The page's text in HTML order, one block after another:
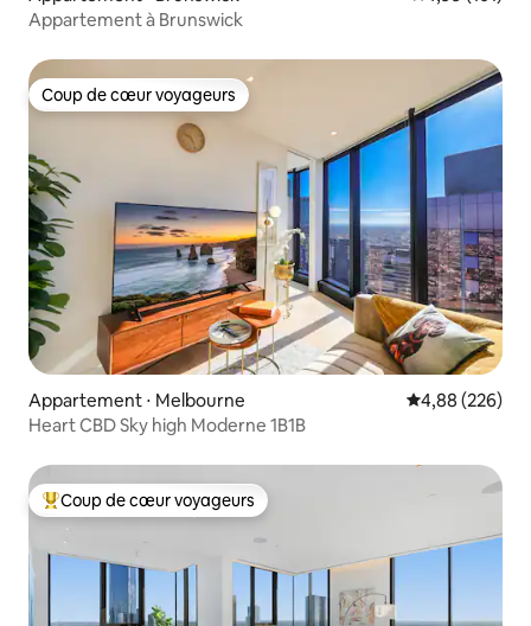
Appartement à Brunswick
Coup de cœur voyageurs
Coup de cœur voyageurs
Appartement ⋅ Melbourne Évaluation
4,88 (226)
Heart CBD Sky high Moderne 1B1B
Coups de cœur voyageurs les plus appréciés
Coup de cœur voyageurs